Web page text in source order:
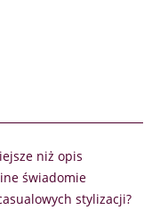
niż opis
świadomie
stylizacji?